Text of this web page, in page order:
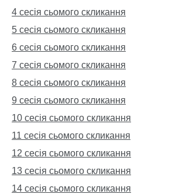
4 сесія сьомого скликання
5 сесія сьомого скликання
6 сесія сьомого скликання
7 сесія сьомого скликання
8 сесія сьомого скликання
9 сесія сьомого скликання
10 сесія сьомого скликання
11 сесія сьомого скликання
12 сесія сьомого скликання
13 сесія сьомого скликання
14 сесія сьомого скликання